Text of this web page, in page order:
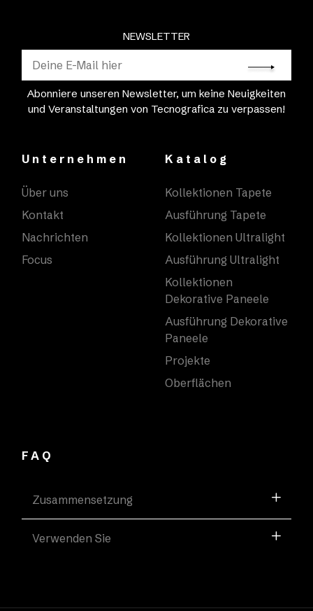
NEWSLETTER
Abonniere unseren Newsletter, um keine Neuigkeiten
und Veranstaltungen von Tecnografica zu verpassen!
Unternehmen
Über uns
Kontakt
Nachrichten
Focus
Katalog
Kollektionen Tapete
Ausführung Tapete
Kollektionen Ultralight
Ausführung Ultralight
Kollektionen
Dekorative Paneele
Ausführung Dekorative
Paneele
Projekte
Oberflächen
FAQ
Zusammensetzung
Verwenden Sie